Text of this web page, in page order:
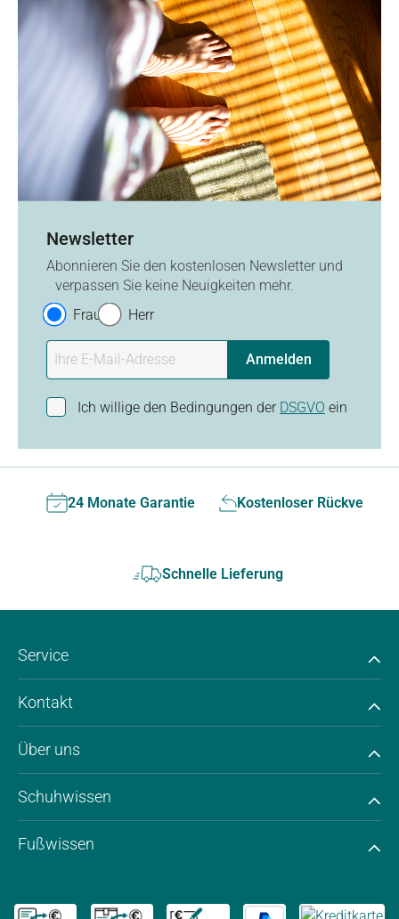
Newsletter
Abonnieren Sie den kostenlosen Newsletter und
verpassen Sie keine Neuigkeiten mehr.
Frau
Herr
Anmelden
Ich willige den Bedingungen der DSGVO ein
24 Monate Garantie Kostenloser Rückversand
Schnelle Lieferung
Service
Kontakt
Über uns
Schuhwissen
Fußwissen